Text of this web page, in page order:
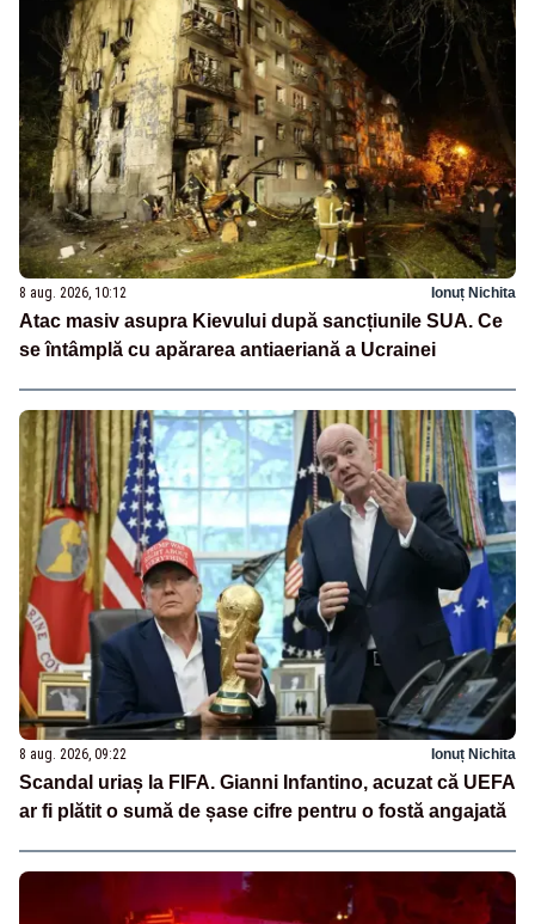
8 aug. 2026, 10:12 Ionuț Nichita
Atac masiv asupra Kievului după sancțiunile SUA. Ce
se întâmplă cu apărarea antiaeriană a Ucrainei
8 aug. 2026, 09:22 Ionuț Nichita
Scandal uriaș la FIFA. Gianni Infantino, acuzat că UEFA
ar fi plătit o sumă de șase cifre pentru o fostă angajată